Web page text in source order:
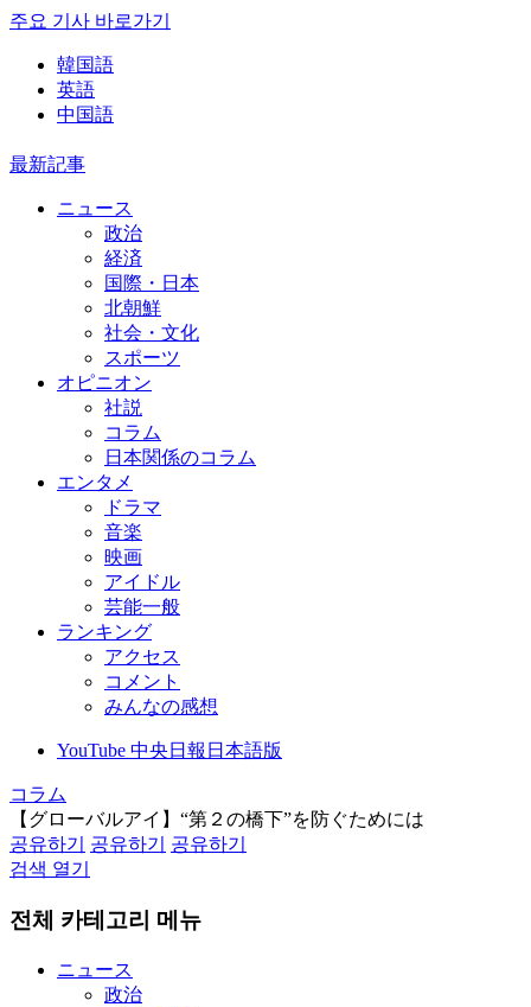
주요 기사 바로가기
韓国語
英語
中国語
最新記事
ニュース
政治
経済
国際・日本
北朝鮮
社会・文化
スポーツ
オピニオン
社説
コラム
日本関係のコラム
エンタメ
ドラマ
音楽
映画
アイドル
芸能一般
ランキング
アクセス
コメント
みんなの感想
YouTube 中央日報日本語版
コラム
【グローバルアイ】“第２の橋下”を防ぐためには
공유하기
공유하기
공유하기
검색 열기
전체 카테고리 메뉴
ニュース
政治